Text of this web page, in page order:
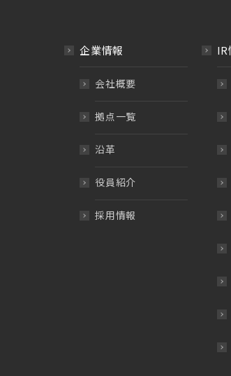
企業情報
会社概要
拠点一覧
沿革
役員紹介
採用情報
IR